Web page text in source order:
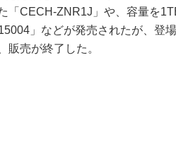
「CECH-ZNR1J」や、容量を
」などが発売されたが、登
販売が終了した。